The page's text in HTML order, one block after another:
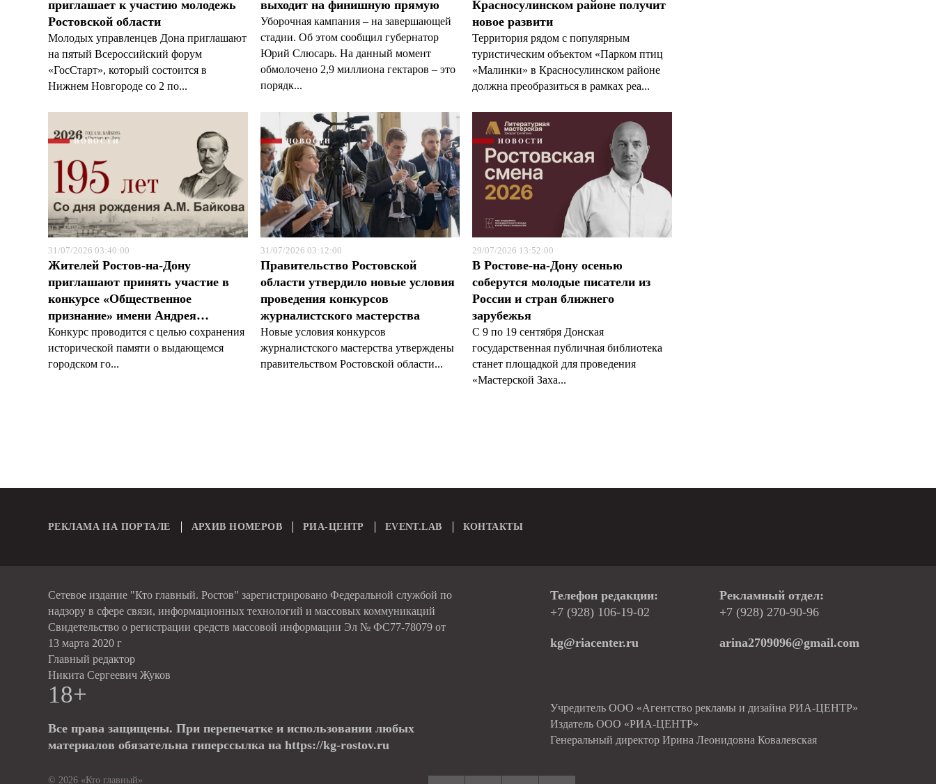
приглашает к участию молодежь
Ростовской области
Молодых управленцев Дона приглашают
на пятый Всероссийский форум
«ГосСтарт», который состоится в
Нижнем Новгороде со 2 по...
выходит на финишную прямую
Уборочная кампания – на завершающей
стадии. Об этом сообщил губернатор
Юрий Слюсарь. На данный момент
обмолочено 2,9 миллиона гектаров – это
порядк...
Красносулинском районе получит
новое развити
Территория рядом с популярным
туристическим объектом «Парком птиц
«Малинки» в Красносулинском районе
должна преобразиться в рамках реа...
НОВОСТИ
31/07/2026 03:40:00
Жителей Ростов-на-Дону
приглашают принять участие в
конкурсе «Общественное
признание» имени Андрея…
Конкурс проводится с целью сохранения
исторической памяти о выдающемся
городском го...
НОВОСТИ
31/07/2026 03:12:00
Правительство Ростовской
области утвердило новые условия
проведения конкурсов
журналистского мастерства
Новые условия конкурсов
журналистского мастерства утверждены
правительством Ростовской области...
НОВОСТИ
29/07/2026 13:52:00
В Ростове-на-Дону осенью
соберутся молодые писатели из
России и стран ближнего
зарубежья
С 9 по 19 сентября Донская
государственная публичная библиотека
станет площадкой для проведения
«Мастерской Заха...
РЕКЛАМА НА ПОРТАЛЕ АРХИВ НОМЕРОВ РИА-ЦЕНТР EVENT.LAB КОНТАКТЫ
Сетевое издание "Кто главный. Ростов" зарегистрировано Федеральной службой по
надзору в сфере связи, информационных технологий и массовых коммуникаций
Свидетельство о регистрации средств массовой информации Эл № ФС77-78079 от
13 марта 2020 г
Главный редактор
Никита Сергеевич Жуков
18+
Все права защищены. При перепечатке и использовании любых
материалов обязательна гиперссылка на https://kg-rostov.ru
Телефон редакции:
+7 (928) 106-19-02
kg@riacenter.ru
Рекламный отдел:
+7 (928) 270-90-96
arina2709096@gmail.com
Учредитель ООО «Агентство рекламы и дизайна РИА-ЦЕНТР»
Издатель ООО «РИА-ЦЕНТР»
Генеральный директор Ирина Леонидовна Ковалевская
© 2026 «Кто главный»